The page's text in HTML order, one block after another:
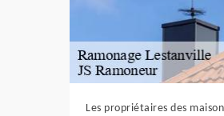
Les propriétaires des